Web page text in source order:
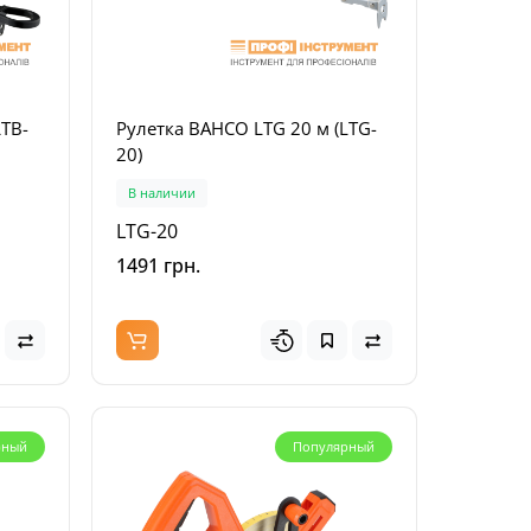
Рулетка BAHCO LTG 20 м (LTG-
20)
В наличии
LTG-20
1491 грн.
Популярный